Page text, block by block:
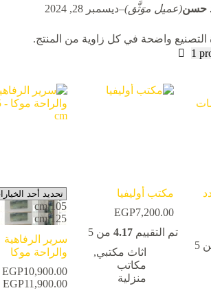
حسن(عميل موَثَّق)–ديسمبر 28, 2024
التصنيع واضحة في كل زاوية من المنتج.
1
5
مكتب أوليفيا
EGP7,200.00
تم التقييم 4.17من 5
اثاث مكتبي,
مكاتب
منزلية
105 cm
125 cm
سرير الرفاهية
والراحة موكا
EGP10,900.00
EGP11,900.00